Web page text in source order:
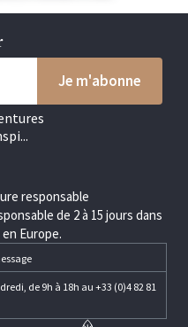
responsable
de 2 à 15 jours dans
Europe.
de 9h à 18h au +33 (0)4 82 81